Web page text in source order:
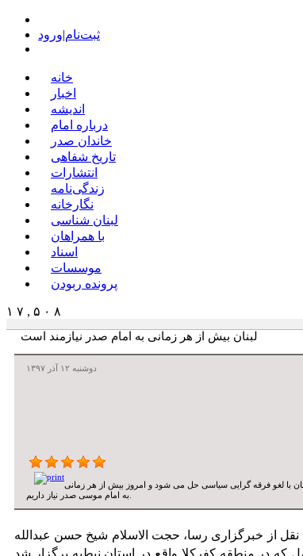
ثبت‌نام|ورود
خانه
اخبار
اندیشه
درباره امام
خاندان صدر
تاریخ شفاهی
انتشارات
زندگی‌نامه
نگارخانه
لبنان شناسی
با همراهان
اسناد
موسسات
پرونده ربودن
۱ ۷ , ۵ ۰ ۸
لبنان بیش از هر زمانی به امام صدر نیازمند است
دوشنبه ۱۲ آذر ۱۳۹۷
با لغو فرقه گرایی سیاسی حل می شود و امروز بیش از هر زمانی
از خبرگزاری رسا، حجت الاسلام شیخ حسن عبدالله
در منطقه کفرکلا واقع در استان نبطیه برگزار شد